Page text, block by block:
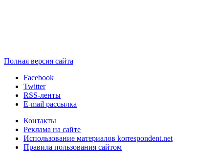
Полная версия сайта
Facebook
Twitter
RSS-ленты
E-mail рассылка
Контакты
Реклама на сайте
Использование материалов korrespondent.net
Правила пользования сайтом